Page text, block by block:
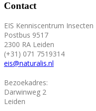
Contact
EIS Kenniscentrum Insecten
Postbus 9517
2300 RA Leiden
(+31) 071 7519314
eis@naturalis.nl
Bezoekadres:
Darwinweg 2
Leiden